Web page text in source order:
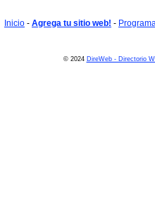
Inicio - Agrega tu sitio web! -
© 2024 DireWeb - Directorio